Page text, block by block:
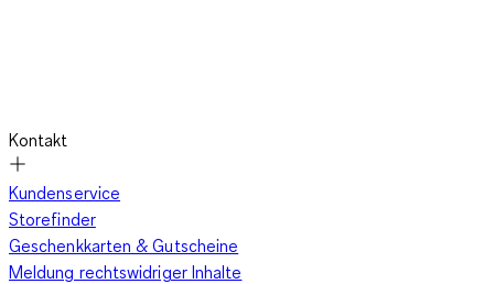
Kontakt
Kundenservice
Storefinder
Geschenkkarten & Gutscheine
Meldung rechtswidriger Inhalte